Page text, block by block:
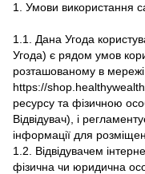
1. Умови використання
1.1. Дана Угода
Угода) є рядом умов
розташованому в
https://
ресурсу та фізичною
Відвідувач), і
інформації для
1.2. Відвідувачем
фізична чи юридична